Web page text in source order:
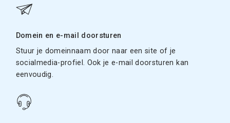
Domein en e-mail doorsturen
Stuur je domeinnaam door naar een site of je
socialmedia-profiel. Ook je e-mail doorsturen kan
eenvoudig.